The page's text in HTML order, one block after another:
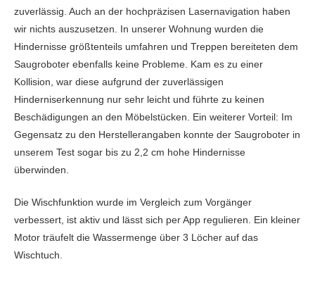
zuverlässig. Auch an der hochpräzisen Lasernavigation haben
wir nichts auszusetzen. In unserer Wohnung wurden die
Hindernisse größtenteils umfahren und Treppen bereiteten dem
Saugroboter ebenfalls keine Probleme. Kam es zu einer
Kollision, war diese aufgrund der zuverlässigen
Hinderniserkennung nur sehr leicht und führte zu keinen
Beschädigungen an den Möbelstücken. Ein weiterer Vorteil: Im
Gegensatz zu den Herstellerangaben konnte der Saugroboter in
unserem Test sogar bis zu 2,2 cm hohe Hindernisse
überwinden.
Die Wischfunktion wurde im Vergleich zum Vorgänger
verbessert, ist aktiv und lässt sich per App regulieren. Ein kleiner
Motor träufelt die Wassermenge über 3 Löcher auf das
Wischtuch.